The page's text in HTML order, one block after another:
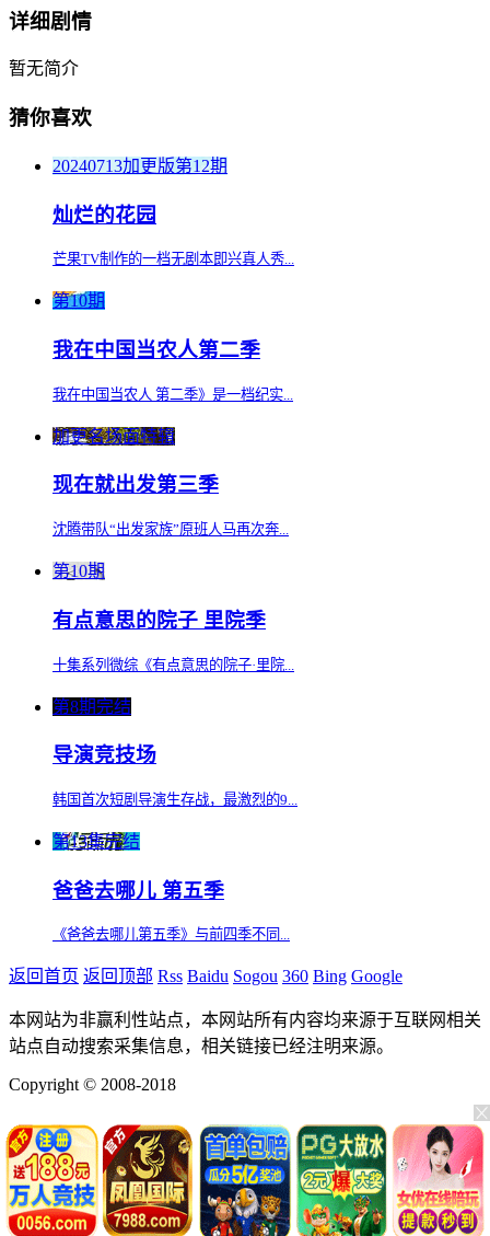
详细剧情
暂无简介
猜你喜欢
20240713加更版第12期
灿烂的花园
芒果TV制作的一档无剧本即兴真人秀...
第10期
我在中国当农人第二季
我在中国当农人 第二季》是一档纪实...
加更名场面特辑
现在就出发第三季
沈腾带队“出发家族”原班人马再次奔...
第10期
有点意思的院子 里院季
十集系列微综《有点意思的院子·里院...
第8期完结
导演竞技场
韩国首次短剧导演生存战，最激烈的9...
第13集完结
爸爸去哪儿 第五季
《爸爸去哪儿第五季》与前四季不同...
返回首页 返回顶部 Rss Baidu Sogou 360 Bing Google
本网站为非赢利性站点，本网站所有内容均来源于互联网相关
站点自动搜索采集信息，相关链接已经注明来源。
Copyright © 2008-2018